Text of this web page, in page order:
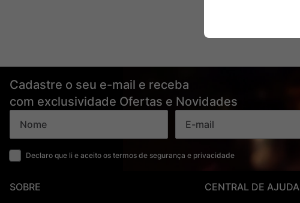
Cadastre o seu e-mail e receba
com exclusividade Ofertas e Novidades
Declaro que li e aceito os termos de segurança e privacidade
SOBRE CENTRAL DE AJUDA